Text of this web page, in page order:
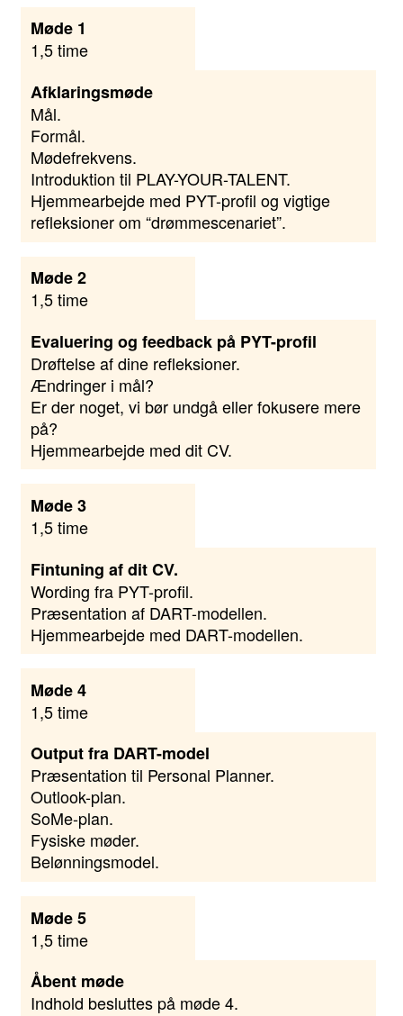
Møde 1
1,5 time
Afklaringsmøde
Mål.
Formål.
Mødefrekvens.
Introduktion til PLAY-YOUR-TALENT.
Hjemmearbejde med PYT-profil og vigtige
refleksioner om “drømmescenariet”.
Møde 2
1,5 time
Evaluering og feedback på PYT-profil
Drøftelse af dine refleksioner.
Ændringer i mål?
Er der noget, vi bør undgå eller fokusere mere
på?
Hjemmearbejde med dit CV.
Møde 3
1,5 time
Fintuning af dit CV.
Wording fra PYT-profil.
Præsentation af DART-modellen.
Hjemmearbejde med DART-modellen.
Møde 4
1,5 time
Output fra DART-model
Præsentation til Personal Planner.
Outlook-plan.
SoMe-plan.
Fysiske møder.
Belønningsmodel.
Møde 5
1,5 time
Åbent møde
Indhold besluttes på møde 4.